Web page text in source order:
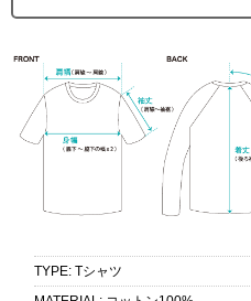
TYPE: Tシャツ